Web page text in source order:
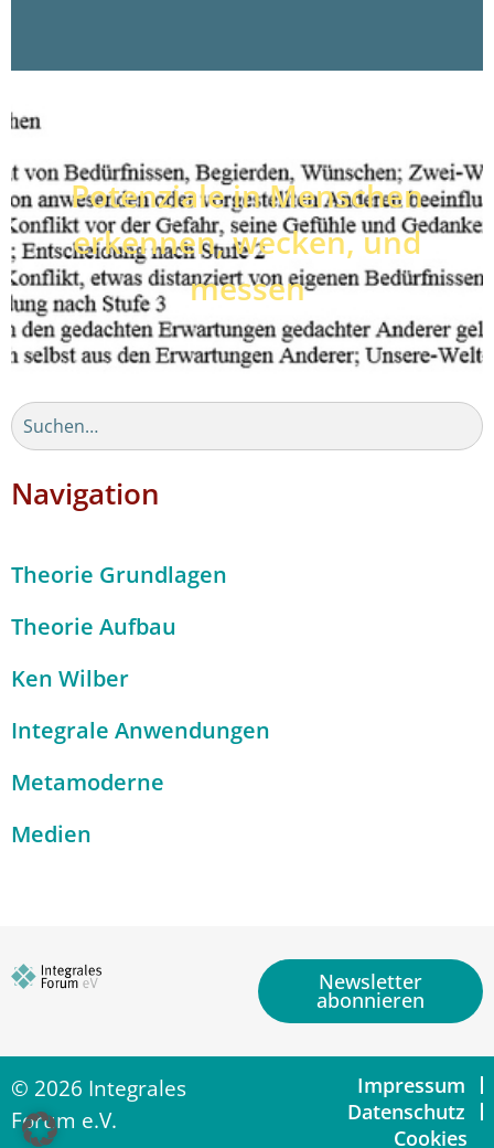
Potenziale in Menschen
erkennen, wecken, und
messen
Navigation
Theorie Grundlagen
Theorie Aufbau
Ken Wilber
Integrale Anwendungen
Metamoderne
Medien
Newsletter
abonnieren
© 2026 Integrales
Forum e.V.
Impressum
Datenschutz
Cookies